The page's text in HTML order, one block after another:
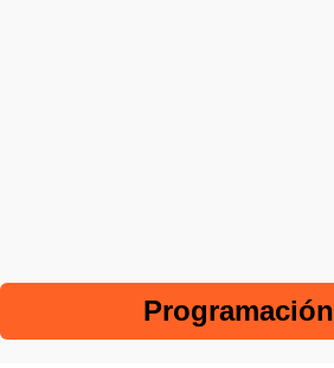
Programación